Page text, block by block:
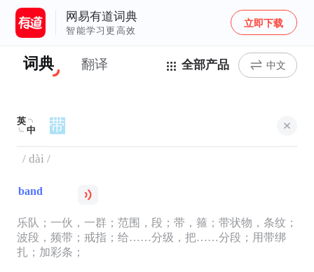
网易有道词典
智能学习更高效
立即下载
词典 翻译 全部产品 中文
英
中
/ dài /
band
乐队；一伙，一群；范围，段；带，箍；带状物，条纹；
波段，频带；戒指；给……分级，把……分段；用带绑
扎；加彩条；